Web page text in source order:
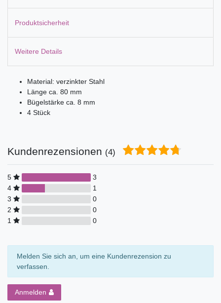
Produktsicherheit
Weitere Details
Material: verzinkter Stahl
Länge ca. 80 mm
Bügelstärke ca. 8 mm
4 Stück
Kundenrezensionen (4)
5
3
4
1
3
0
2
0
1
0
Melden Sie sich an, um eine Kundenrezension zu
verfassen.
Anmelden